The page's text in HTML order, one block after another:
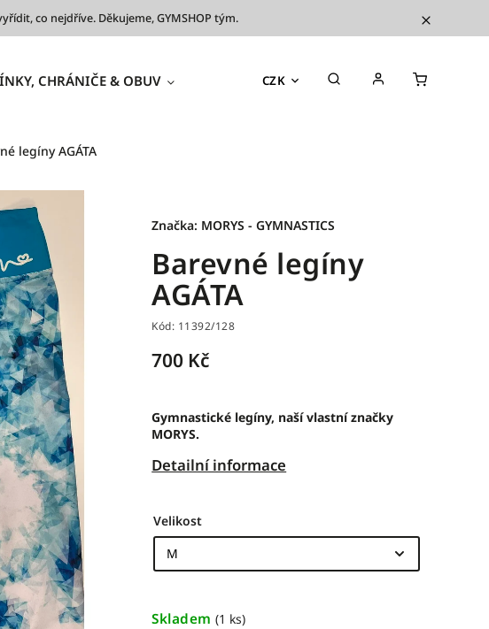
co nejdříve. Děkujeme, GYMSHOP tým.
CZK
CHRÁNIČE & OBUV TRÉNINKOVÉ POMŮCKY
legíny AGÁTA
Barevné legíny
AGÁTA
Kód: 11392/128
700 Kč
Gymnastické legíny, naší vlastní značky
MORYS.
Detailní informace
Značka: MORYS - GYMNASTICS
Velikost
Skladem (1 ks)